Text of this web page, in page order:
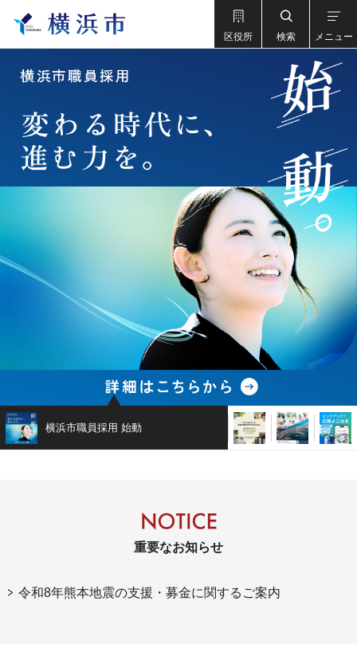
区役所 検索 メニュー
横浜市職員採用 始動 STYLE100横浜市中
重要なお知らせ
令和8年熊本地震の支援・募金に関するご案内